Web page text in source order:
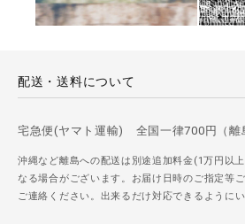
配送・送料について
宅急便(ヤマト運輸) 全国一律700円（離
沖縄など離島への配送は別途追加料金(1万円以
なる場合がございます。お届け日時のご指定等
ご連絡ください。出来るだけ対応できるように